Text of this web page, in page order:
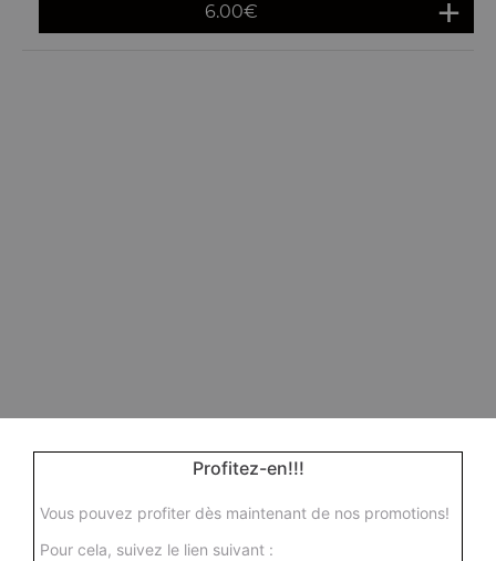
6.00€
Profitez-en!!!
Vous pouvez profiter dès maintenant de nos promotions!
Pour cela, suivez le lien suivant :